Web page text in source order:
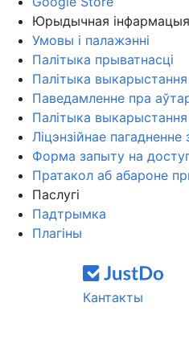
Юрыдычная інфармацыя
Умовы і палажэнні
Палітыка прыватнасці
Палітыка
Паведамленне пра
Палітыка
Ліцэнзійнае
Форма запыту на
Пратакол аб абароне
Паслугі
Падтрымка
Плагіны
Кантакты